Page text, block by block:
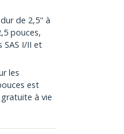
de 2,5" à
pouces,
SAS I/II et
les
est
à vie